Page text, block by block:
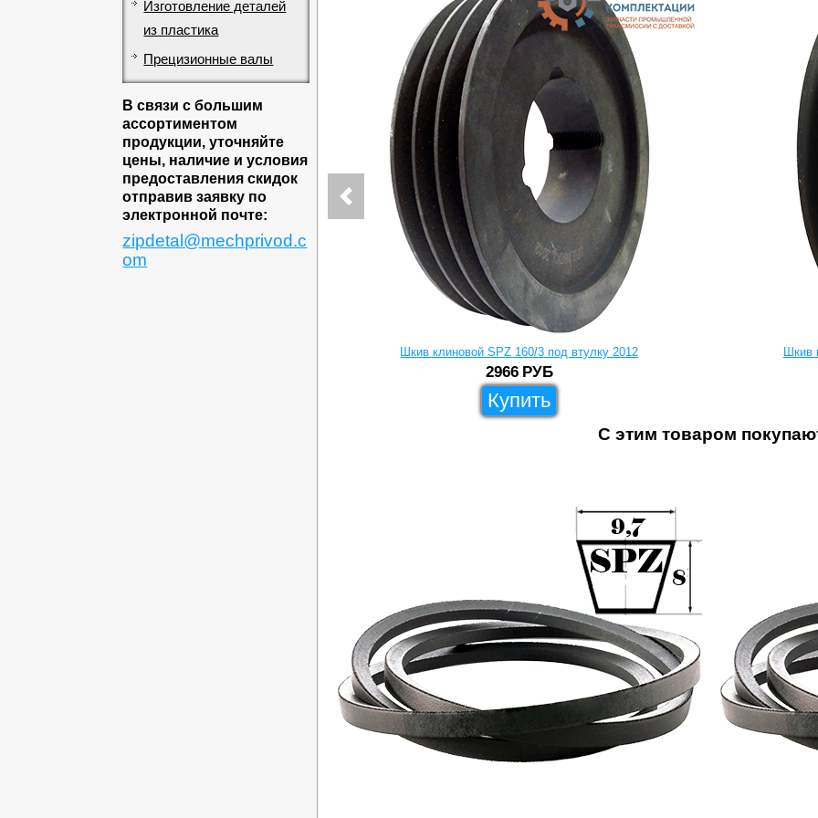
Изготовление деталей
из пластика
Прецизионные валы
В связи с большим
ассортиментом
продукции, уточняйте
цены, наличие и условия
предоставления скидок
отправив заявку по
электронной почте:
zipdetal@mechprivod.c
om
Шкив клиновой SPZ 160/3 под втулку 2012
2966 РУБ
Купить
С этим товаром